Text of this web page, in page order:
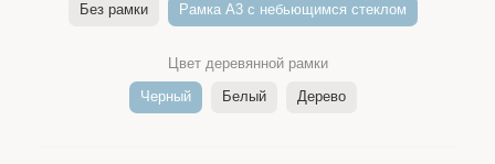
Без рамки
Рамка A3 c небьющимся стеклом
Цвет деревянной рамки
Черный
Белый Дерево